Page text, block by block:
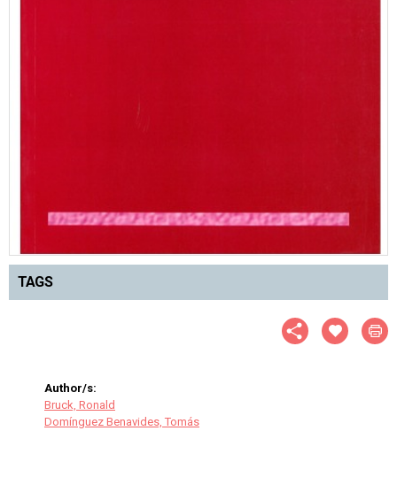
TAGS
Author/s:
Bruck, Ronald
Domínguez Benavides, Tomás